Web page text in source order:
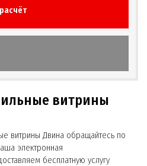
витрины
витрины Двина обращайтесь по
электронная
бесплатную услугу